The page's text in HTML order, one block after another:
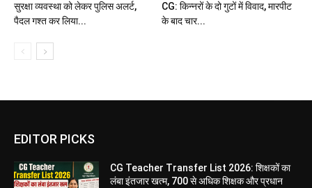
सुरक्षा व्यवस्था को लेकर पुलिस अलर्ट,
पैदल गश्त कर लिया...
CG: किन्नरों के दो गुटों में विवाद, मारपीट
के बाद चार...
EDITOR PICKS
CG Teacher Transfer List 2026: शिक्षकों का
लंबा इंतजार खत्म, 700 से अधिक शिक्षक और प्रधान